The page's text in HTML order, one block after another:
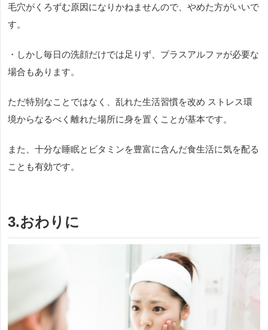
毛穴がくろずむ原因になりかねませんので、やめた方がいいで
す。
・しかし毎日の洗顔だけでは足りず、プラスアルファが必要な
場合もあります。
ただ特別なことではなく、乱れた生活習慣を改め ストレス環
境からなるべく離れた場所に身を置くことが基本です。
また、十分な睡眠とビタミンを豊富に含んだ食生活に気を配る
ことも有効です。
3.おわりに